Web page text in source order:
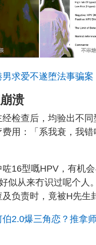
求爱不遂堕法事骗
溃
检查后，均验出不
用：「系我衰，我
16型嘅HPV，有机
似从来冇识过呢个
负责时，竟被H先生
伯2.0爆三角恋？推拿